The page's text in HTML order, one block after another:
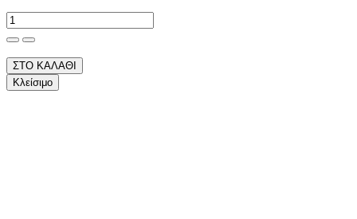
ΣΤΟ ΚΑΛΑΘΙ
Κλείσιμο